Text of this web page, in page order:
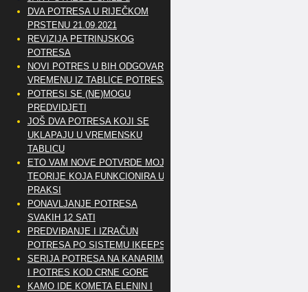
DVA POTRESA U RIJEČKOM
PRSTENU 21.09.2021
REVIZIJA PETRINJSKOG
POTRESA
NOVI POTRES U BIH ODGOVARA
VREMENU IZ TABLICE POTRESA
POTRESI SE (NE)MOGU
PREDVIDJETI
JOŠ DVA POTRESA KOJI SE
UKLAPAJU U VREMENSKU
TABLICU
ETO VAM NOVE POTVRDE MOJE
TEORIJE KOJA FUNKCIONIRA U
PRAKSI
PONAVLJANJE POTRESA
SVAKIH 12 SATI
PREDVIĐANJE I IZRAČUN
POTRESA PO SISTEMU IKEEPS
SERIJA POTRESA NA KANARIMA
I POTRES KOD CRNE GORE
KAMO IDE KOMETA ELENIN I